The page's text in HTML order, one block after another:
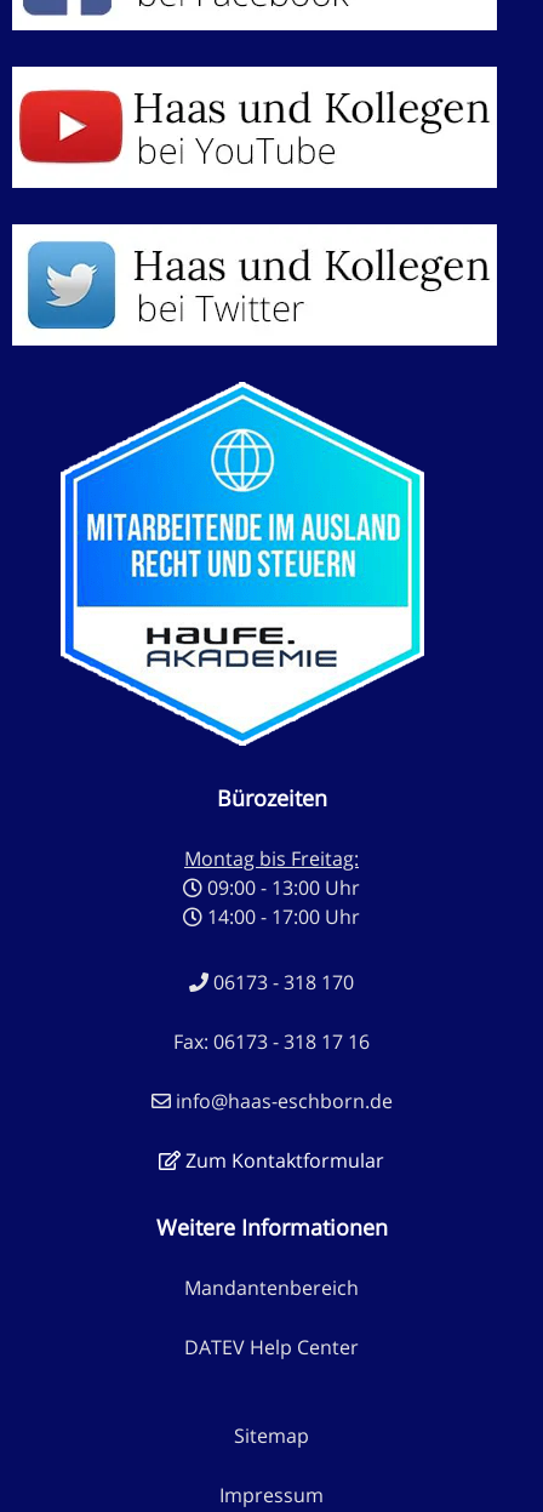
Bürozeiten
Montag bis Freitag:
09:00 - 13:00 Uhr
14:00 - 17:00 Uhr
06173 - 318 170
Fax: 06173 - 318 17 16
info@haas-eschborn.de
Zum Kontaktformular
Weitere Informationen
Mandantenbereich
DATEV Help Center
Sitemap
Impressum